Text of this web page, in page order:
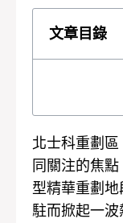
文章目錄
北士科重劃
同關注的焦
型精華重劃
駐而掀起一